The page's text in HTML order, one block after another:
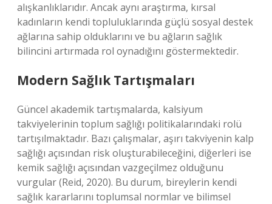
alışkanlıklarıdır. Ancak aynı araştırma, kırsal
kadınların kendi topluluklarında güçlü sosyal destek
ağlarına sahip olduklarını ve bu ağların sağlık
bilincini artırmada rol oynadığını göstermektedir.
Modern Sağlık Tartışmaları
Güncel akademik tartışmalarda, kalsiyum
takviyelerinin toplum sağlığı politikalarındaki rolü
tartışılmaktadır. Bazı çalışmalar, aşırı takviyenin kalp
sağlığı açısından risk oluşturabileceğini, diğerleri ise
kemik sağlığı açısından vazgeçilmez olduğunu
vurgular (Reid, 2020). Bu durum, bireylerin kendi
sağlık kararlarını toplumsal normlar ve bilimsel